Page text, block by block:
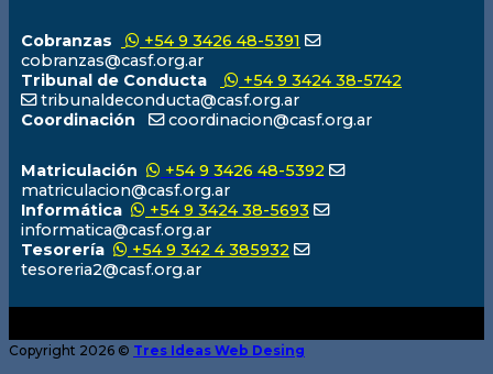
Cobranzas
+54 9 3426 48-5391
cobranzas@casf.org.ar
Tribunal de Conducta
+54 9 3424 38-5742
tribunaldeconducta@casf.org.ar
Coordinación
coordinacion@casf.org.ar
Matriculación
+54 9 3426 48-5392
matriculacion@casf.org.ar
Informática
+54 9 3424 38-5693
informatica@casf.org.ar
Tesorería
+54 9 342 4 385932
tesoreria2@casf.org.ar
Copyright 2026 © Tres Ideas Web Desing